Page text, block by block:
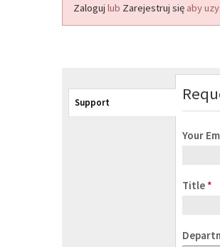
Zaloguj lub Zarejestruj się aby
Support
Your
Title *